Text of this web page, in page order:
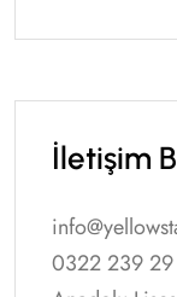
İletişim
0322 239